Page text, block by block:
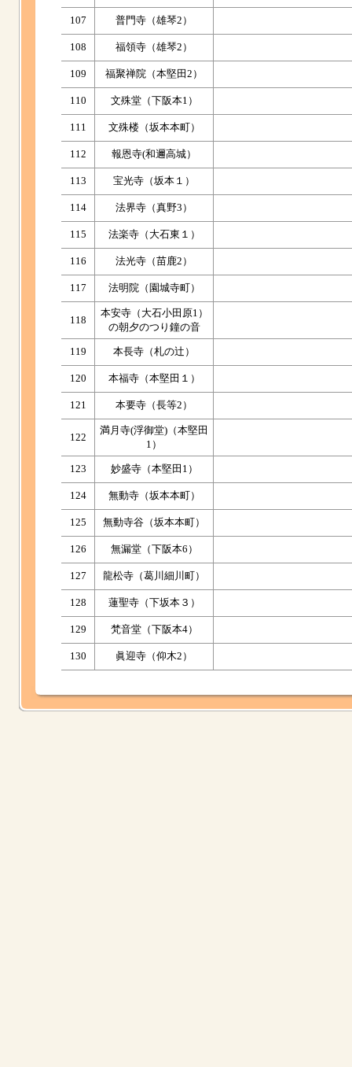
107 普門寺（雄琴2）
108 福領寺（雄琴2）
109 福聚禅院（本堅田2）
110 文殊堂（下阪本1）
111 文殊楼（坂本本町）
112 報恩寺(和邇高城）
113 宝光寺（坂本１）
114 法界寺（真野3）
115 法楽寺（大石東１）
116 法光寺（苗鹿2）
117 法明院（園城寺町）
118
本安寺（大石小田原1）
の朝夕のつり鐘の音
119 本長寺（札の辻）
120 本福寺（本堅田１）
121 本要寺（長等2）
122
満月寺(浮御堂)（本堅田
1）
123 妙盛寺（本堅田1）
124 無動寺（坂本本町）
125 無動寺谷（坂本本町）
126 無漏堂（下阪本6）
127 龍松寺（葛川細川町）
128 蓮聖寺（下坂本３）
129 梵音堂（下阪本4）
130 眞迎寺（仰木2）